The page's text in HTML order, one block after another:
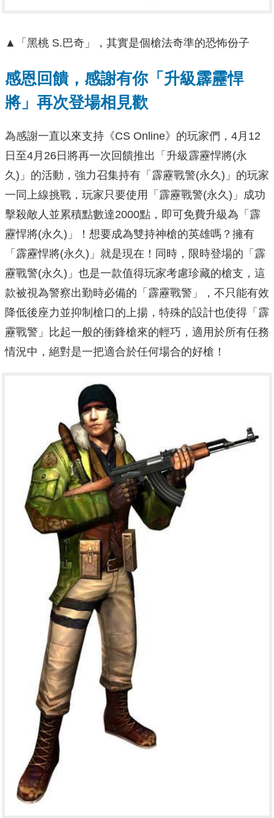
▲「黑桃 S.巴奇」，其實是個槍法奇準的恐怖份子
感恩回饋，感謝有你「升級霹靂悍
將」再次登場相見歡
為感謝一直以來支持《CS Online》的玩家們，4月12
日至4月26日將再一次回饋推出「升級霹靂悍將(永
久)」的活動，強力召集持有「霹靂戰警(永久)」的玩家
一同上線挑戰，玩家只要使用「霹靂戰警(永久)」成功
擊殺敵人並累積點數達2000點，即可免費升級為「霹
靂悍將(永久)」！想要成為雙持神槍的英雄嗎？擁有
「霹靂悍將(永久)」就是現在！同時，限時登場的「霹
靂戰警(永久)」也是一款值得玩家考慮珍藏的槍支，這
款被視為警察出勤時必備的「霹靂戰警」，不只能有效
降低後座力並抑制槍口的上揚，特殊的設計也使得「霹
靂戰警」比起一般的衝鋒槍來的輕巧，適用於所有任務
情況中，絕對是一把適合於任何場合的好槍！